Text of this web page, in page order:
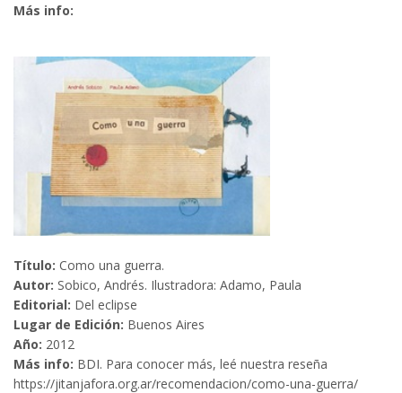
Más info:
Título: Como una guerra.
Autor: Sobico, Andrés. Ilustradora: Adamo, Paula
Editorial: Del eclipse
Lugar de Edición: Buenos Aires
Año: 2012
Más info: BDI. Para conocer más, leé nuestra reseña
https://jitanjafora.org.ar/recomendacion/como-una-guerra/